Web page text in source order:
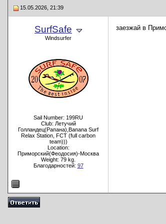
15.05.2026, 21:39
SurfSafe
Windsurfer
Sail Number: 199RU
Club: Летучий
Голландец(Рапана),Banana Surf
Relax Station, FCT (full carbon
team)))
Location:
Приморский(Феодосия)-Москва
Weight: 79 kg.
Благодарностей: 97
заезжай в